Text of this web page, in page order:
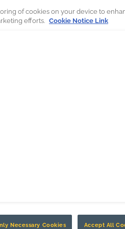
profundiza más
of cookies on your device to
efforts. Cookie Notice Link
Necessary Cookies Accept All